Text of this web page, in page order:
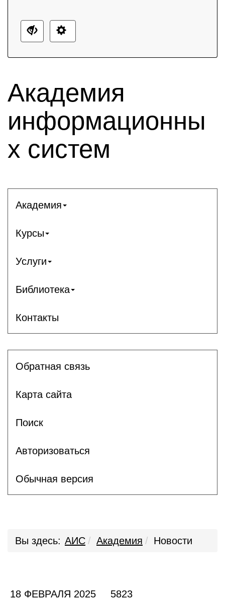
Академия
информационны
х систем
Академия
Курсы
Услуги
Библиотека
Контакты
Обратная связь
Карта сайта
Поиск
Авторизоваться
Обычная версия
Вы здесь: АИС Академия Новости
18 ФЕВРАЛЯ 2025 5823